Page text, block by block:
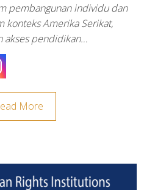
pembangunan individu dan
konteks Amerika Serikat,
akses pendidikan…
More